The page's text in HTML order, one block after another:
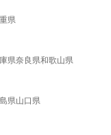
県
県奈良県和歌山県
県山口県